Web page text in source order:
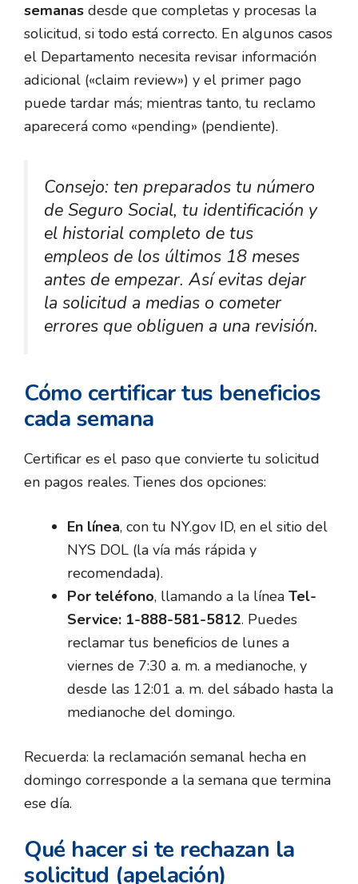
semanas desde que completas y procesas la
solicitud, si todo está correcto. En algunos casos
el Departamento necesita revisar información
adicional («claim review») y el primer pago
puede tardar más; mientras tanto, tu reclamo
aparecerá como «pending» (pendiente).
Consejo: ten preparados tu número
de Seguro Social, tu identificación y
el historial completo de tus
empleos de los últimos 18 meses
antes de empezar. Así evitas dejar
la solicitud a medias o cometer
errores que obliguen a una revisión.
Cómo certificar tus beneficios
cada semana
Certificar es el paso que convierte tu solicitud
en pagos reales. Tienes dos opciones:
En línea, con tu NY.gov ID, en el sitio del
NYS DOL (la vía más rápida y
recomendada).
Por teléfono, llamando a la línea Tel-
Service: 1-888-581-5812. Puedes
reclamar tus beneficios de lunes a
viernes de 7:30 a. m. a medianoche, y
desde las 12:01 a. m. del sábado hasta la
medianoche del domingo.
Recuerda: la reclamación semanal hecha en
domingo corresponde a la semana que termina
ese día.
Qué hacer si te rechazan la
solicitud (apelación)